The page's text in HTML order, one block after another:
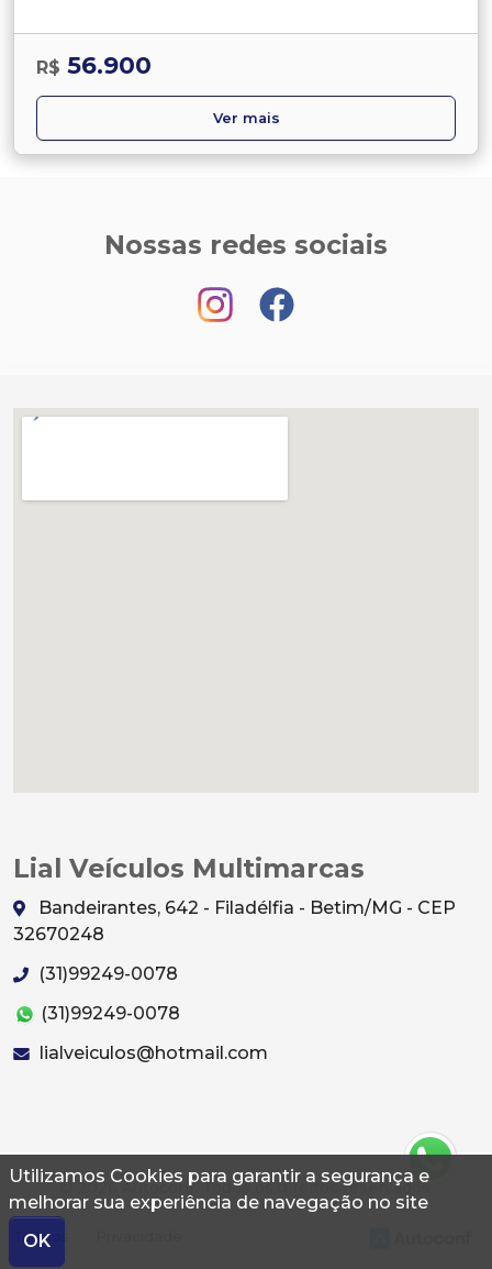
Utilizamos Cookies para garantir a segurança e
melhorar sua experiência de navegação no site
OK
R$ 56.900
Ver mais
Nossas redes sociais
Lial Veículos Multimarcas
Bandeirantes, 642 - Filadélfia - Betim/MG - CEP
32670248
(31)99249-0078
(31)99249-0078
lialveiculos@hotmail.com
© 2026 Autoconf. Todos os direitos reservados.
Termos